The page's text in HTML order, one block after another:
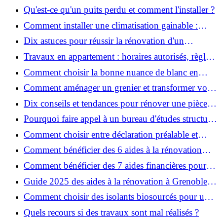
Qu'est-ce qu'un puits perdu et comment l'installer ?
Comment installer une climatisation gainable :
coût, étapes et conseils ?
Dix astuces pour réussir la rénovation d'un
appartement
Travaux en appartement : horaires autorisés, règles
et bonnes pratiques
Comment choisir la bonne nuance de blanc en
décoration et éviter les pièges ?
Comment aménager un grenier et transformer vos
combles en espace habitable ?
Dix conseils et tendances pour rénover une pièce
de la maison
Pourquoi faire appel à un bureau d'études structure
pour garantir la sécurité de vos rénovations ?
Comment choisir entre déclaration préalable et
permis de construire pour vos travaux ?
Comment bénéficier des 6 aides à la rénovation
énergétique à Grenoble ?
Comment bénéficier des 7 aides financières pour la
rénovation énergétique à Voiron ?
Guide 2025 des aides à la rénovation à Grenoble et
Voiron : MaPrimeRénov’, CEE, aides locales
Comment choisir des isolants biosourcés pour une
rénovation écologique ?
Quels recours si des travaux sont mal réalisés ?